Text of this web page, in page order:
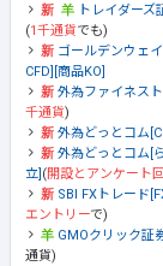
トレイダーズ
(1千通貨でも)
ゴールデンウェ
CFD][商品KO]
外為ファイネスト
千通貨)
外為どっとコム
外為どっとコム[
立] (開設とアンケート
SBI FXトレード
エントリーで)
GMOクリック証
通貨)